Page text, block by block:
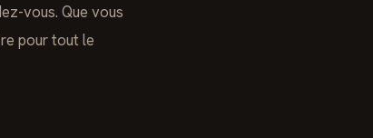
vous. Que vous
pour tout le